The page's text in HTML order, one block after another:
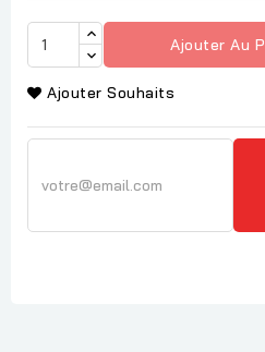
Ajouter Au
Ajouter Souhaits